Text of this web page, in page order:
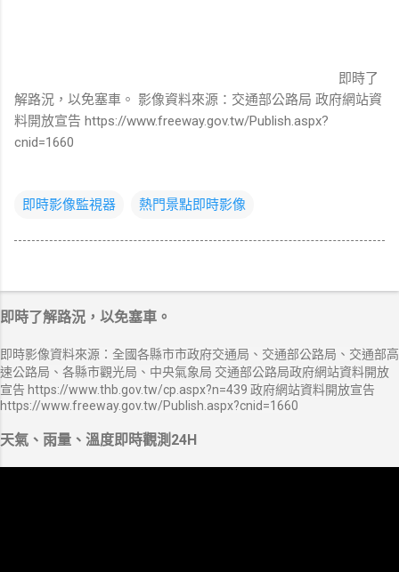
即時了
解路況，以免塞車。 影像資料來源：交通部公路局 政府網站資
料開放宣告 https://www.freeway.gov.tw/Publish.aspx?
cnid=1660
即時影像監視器 熱門景點即時影像
即時了解路況，以免塞車。
即時影像資料來源：全國各縣市市政府交通局、交通部公路局、交通部高
速公路局、各縣市觀光局、中央氣象局 交通部公路局政府網站資料開放
宣告 https://www.thb.gov.tw/cp.aspx?n=439 政府網站資料開放宣告
https://www.freeway.gov.tw/Publish.aspx?cnid=1660
天氣、雨量、溫度即時觀測24H